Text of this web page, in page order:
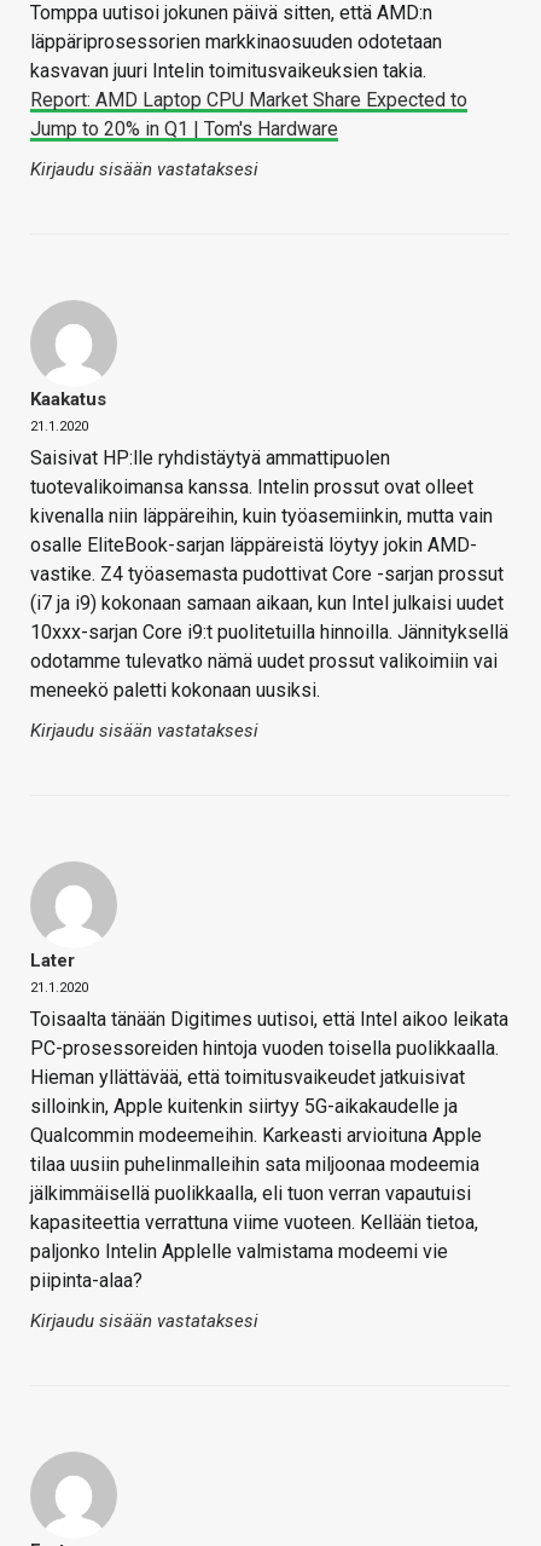
Tomppa uutisoi jokunen päivä sitten, että AMD:n
läppäriprosessorien markkinaosuuden odotetaan
kasvavan juuri Intelin toimitusvaikeuksien takia.
Report: AMD Laptop CPU Market Share Expected to
Jump to 20% in Q1 | Tom's Hardware
Kirjaudu sisään vastataksesi
Kaakatus
21.1.2020
Saisivat HP:lle ryhdistäytyä ammattipuolen
tuotevalikoimansa kanssa. Intelin prossut ovat olleet
kivenalla niin läppäreihin, kuin työasemiinkin, mutta vain
osalle EliteBook-sarjan läppäreistä löytyy jokin AMD-
vastike. Z4 työasemasta pudottivat Core -sarjan prossut
(i7 ja i9) kokonaan samaan aikaan, kun Intel julkaisi uudet
10xxx-sarjan Core i9:t puolitetuilla hinnoilla. Jännityksellä
odotamme tulevatko nämä uudet prossut valikoimiin vai
meneekö paletti kokonaan uusiksi.
Kirjaudu sisään vastataksesi
Later
21.1.2020
Toisaalta tänään Digitimes uutisoi, että Intel aikoo leikata
PC-prosessoreiden hintoja vuoden toisella puolikkaalla.
Hieman yllättävää, että toimitusvaikeudet jatkuisivat
silloinkin, Apple kuitenkin siirtyy 5G-aikakaudelle ja
Qualcommin modeemeihin. Karkeasti arvioituna Apple
tilaa uusiin puhelinmalleihin sata miljoonaa modeemia
jälkimmäisellä puolikkaalla, eli tuon verran vapautuisi
kapasiteettia verrattuna viime vuoteen. Kellään tietoa,
paljonko Intelin Applelle valmistama modeemi vie
piipinta-alaa?
Kirjaudu sisään vastataksesi